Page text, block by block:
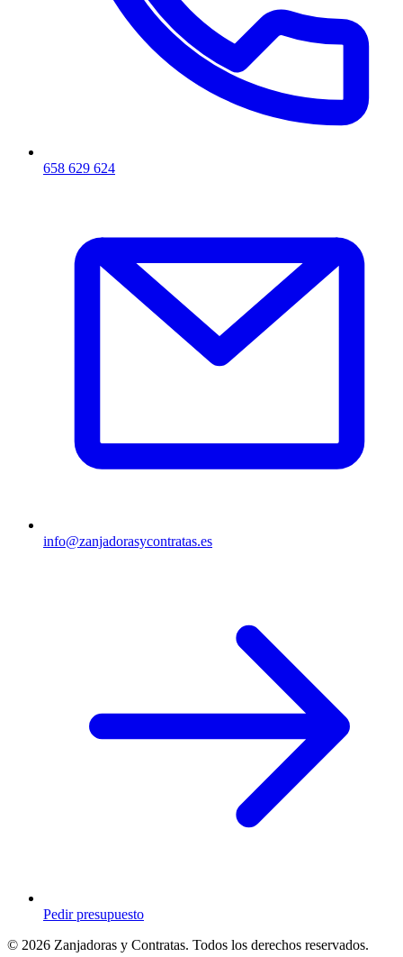
658 629 624
info@zanjadorasycontratas.es
Pedir presupuesto
© 2026 Zanjadoras y Contratas. Todos los derechos reservados.